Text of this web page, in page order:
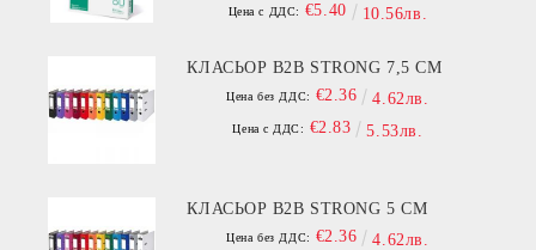
Цена с ДДС: €5.40 10.56лв.
КЛАСЬОР B2B STRONG 7,5 СМ
Цена без ДДС: €2.36 4.62лв.
Цена с ДДС: €2.83 5.53лв.
КЛАСЬОР B2B STRONG 5 СМ
Цена без ДДС: €2.36 4.62лв.